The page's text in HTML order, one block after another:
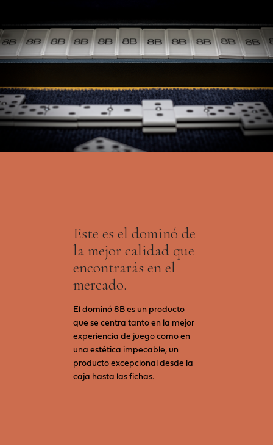
Este es el dominó de
la mejor calidad que
encontrarás en el
mercado.
El dominó 8B es un producto
que se centra tanto en la mejor
experiencia de juego como en
una estética impecable, un
producto excepcional desde la
caja hasta las fichas.